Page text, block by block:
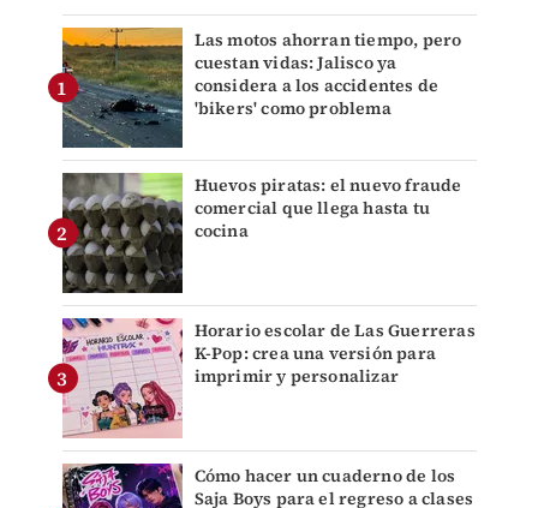
Las motos ahorran tiempo, pero
cuestan vidas: Jalisco ya
considera a los accidentes de
'bikers' como problema
Huevos piratas: el nuevo fraude
comercial que llega hasta tu
cocina
Horario escolar de Las Guerreras
K-Pop: crea una versión para
imprimir y personalizar
Cómo hacer un cuaderno de los
Saja Boys para el regreso a clases